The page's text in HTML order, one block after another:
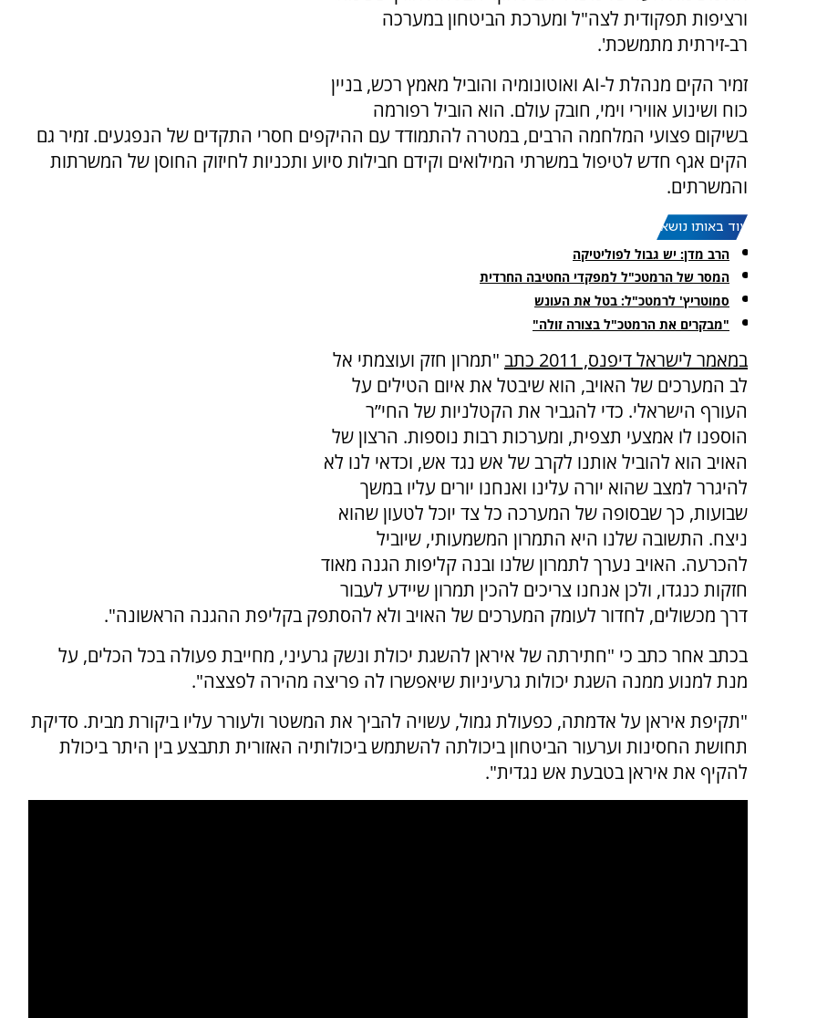
ורציפות תפקודית לצה"ל ומערכת הביטחון במערכה
רב-זירתית מתמשכת'.
זמיר הקים מנהלת ל-AI ואוטונומיה והוביל מאמץ רכש, בניין
כוח ושינוע אווירי וימי, חובק עולם. הוא הוביל רפורמה
בשיקום פצועי המלחמה הרבים, במטרה להתמודד עם ההיקפים חסרי התקדים של הנפגעים. זמיר גם
הקים אגף חדש לטיפול במשרתי המילואים וקידם חבילות סיוע ותכניות לחיזוק החוסן של המשרתות
והמשרתים.
עוד באותו נושא:
הרב מדן: יש גבול לפוליטיקה
המסר של הרמטכ"ל למפקדי החטיבה החרדית
סמוטריץ' לרמטכ"ל: בטל את העונש
"מבקרים את הרמטכ"ל בצורה זולה"
במאמר לישראל דיפנס, 2011 כתב
"תמרון חזק ועוצמתי אל
לב המערכים של האויב, הוא שיבטל את איום הטילים על
העורף הישראלי. כדי להגביר את הקטלניות של החי”ר
הוספנו לו אמצעי תצפית, ומערכות רבות נוספות. הרצון של
האויב הוא להוביל אותנו לקרב של אש נגד אש, וכדאי לנו לא
להיגרר למצב שהוא יורה עלינו ואנחנו יורים עליו במשך
שבועות, כך שבסופה של המערכה כל צד יוכל לטעון שהוא
ניצח. התשובה שלנו היא התמרון המשמעותי, שיוביל
להכרעה. האויב נערך לתמרון שלנו ובנה קליפות הגנה מאוד
חזקות כנגדו, ולכן אנחנו צריכים להכין תמרון שיידע לעבור
דרך מכשולים, לחדור לעומק המערכים של האויב ולא להסתפק בקליפת ההגנה הראשונה".
בכתב אחר כתב כי "חתירתה של איראן להשגת יכולת ונשק גרעיני, מחייבת פעולה בכל הכלים, על
מנת למנוע ממנה השגת יכולות גרעיניות שיאפשרו לה פריצה מהירה לפצצה".
"תקיפת איראן על אדמתה, כפעולת גמול, עשויה להביך את המשטר ולעורר עליו ביקורת מבית. סדיקת
תחושת החסינות וערעור הביטחון ביכולתה להשתמש ביכולותיה האזורית תתבצע בין היתר ביכולת
להקיף את איראן בטבעת אש נגדית".